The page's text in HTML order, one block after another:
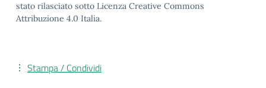
stato rilasciato sotto Licenza Creative Commons
Attribuzione 4.0 Italia.
Stampa / Condividi